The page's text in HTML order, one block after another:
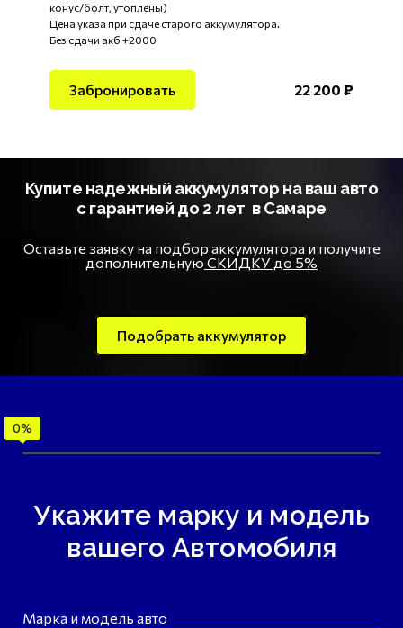
конус/болт, утоплены)
Цена указа при сдаче старого аккумулятора.
Без сдачи акб +2000
Забронировать 22 200 ₽
Купите надежный аккумулятор на ваш авто
с гарантией до 2 лет в Самаре
Оставьте заявку на подбор аккумулятора и получите
дополнительную СКИДКУ до 5%
Подобрать аккумулятор
Укажите марку и модель
вашего Автомобиля
Марка и модель авто